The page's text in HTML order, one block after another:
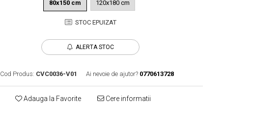
80x150 cm 120x180 cm
STOC EPUIZAT
ALERTA STOC
Cod Produs: CVC0036-V01 Ai nevoie de ajutor? 0770613728
Adauga la Favorite Cere informatii